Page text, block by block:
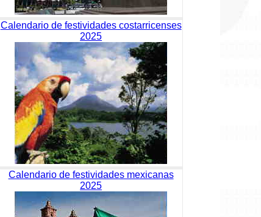
Calendario de festividades costarricenses
2025
Calendario de festividades mexicanas
2025